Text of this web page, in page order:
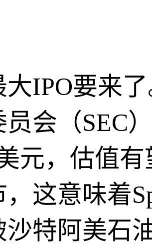
大IPO要来
员会（SEC
元，估值
这意味着
沙特阿美石